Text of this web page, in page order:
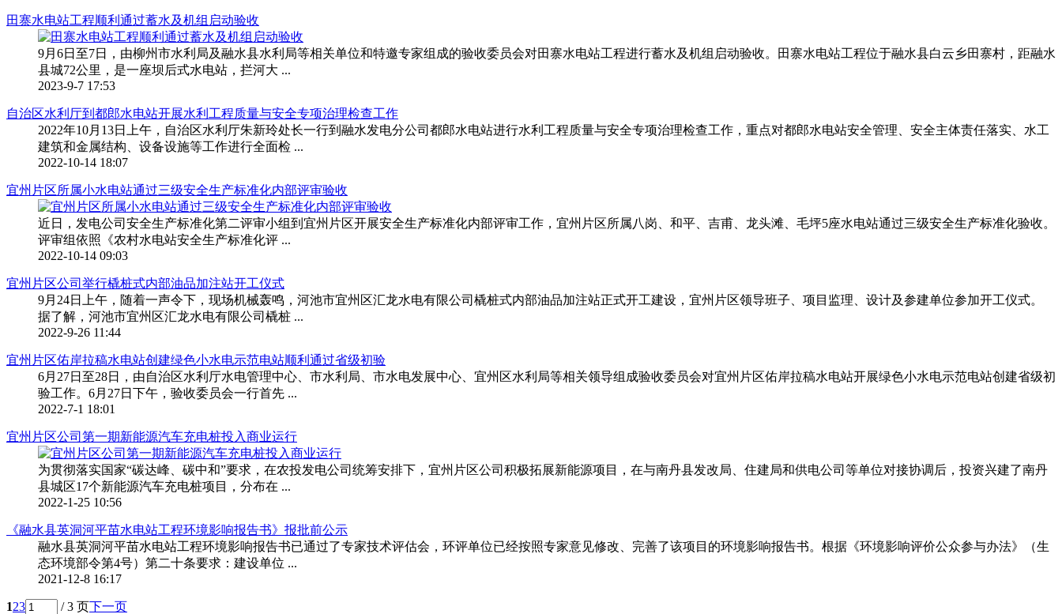
田寨水电站工程顺利通过蓄水及机组启动验收
9月6日至7日，由柳州市水利局及融水县水利局等相关单位和特邀专家组成的验收委员会对田寨水电站工程进行蓄水及机组启动验收。田寨水电站工程位于融水县白云乡田寨村，距融水
县城72公里，是一座坝后式水电站，拦河大 ...
2023-9-7 17:53
自治区水利厅到都郎水电站开展水利工程质量与安全专项治理检查工作
2022年10月13日上午，自治区水利厅朱新玲处长一行到融水发电分公司都郎水电站进行水利工程质量与安全专项治理检查工作，重点对都郎水电站安全管理、安全主体责任落实、水工
建筑和金属结构、设备设施等工作进行全面检 ...
2022-10-14 18:07
宜州片区所属小水电站通过三级安全生产标准化内部评审验收
近日，发电公司安全生产标准化第二评审小组到宜州片区开展安全生产标准化内部评审工作，宜州片区所属八岗、和平、吉甫、龙头滩、毛坪5座水电站通过三级安全生产标准化验收。
评审组依照《农村水电站安全生产标准化评 ...
2022-10-14 09:03
宜州片区公司举行橇桩式内部油品加注站开工仪式
9月24日上午，随着一声令下，现场机械轰鸣，河池市宜州区汇龙水电有限公司橇桩式内部油品加注站正式开工建设，宜州片区领导班子、项目监理、设计及参建单位参加开工仪式。
据了解，河池市宜州区汇龙水电有限公司橇桩 ...
2022-9-26 11:44
宜州片区佑岸拉稿水电站创建绿色小水电示范电站顺利通过省级初验
6月27日至28日，由自治区水利厅水电管理中心、市水利局、市水电发展中心、宜州区水利局等相关领导组成验收委员会对宜州片区佑岸拉稿水电站开展绿色小水电示范电站创建省级初
验工作。6月27日下午，验收委员会一行首先 ...
2022-7-1 18:01
宜州片区公司第一期新能源汽车充电桩投入商业运行
为贯彻落实国家“碳达峰、碳中和”要求，在农投发电公司统筹安排下，宜州片区公司积极拓展新能源项目，在与南丹县发改局、住建局和供电公司等单位对接协调后，投资兴建了南丹
县城区17个新能源汽车充电桩项目，分布在 ...
2022-1-25 10:56
《融水县英洞河平苗水电站工程环境影响报告书》报批前公示
融水县英洞河平苗水电站工程环境影响报告书已通过了专家技术评估会，环评单位已经按照专家意见修改、完善了该项目的环境影响报告书。根据《环境影响评价公众参与办法》（生
态环境部令第4号）第二十条要求：建设单位 ...
2021-12-8 16:17
123 / 3 页下一页